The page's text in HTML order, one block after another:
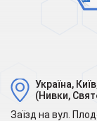
Україна,
(Нивки,
Заїзд на вул.